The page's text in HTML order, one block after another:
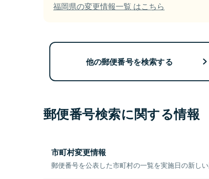
福岡県の変更情報一覧 はこちら
他の郵便番号を検索する
郵便番号検索に関する情報
市町村変更情報
郵便番号を公表した市町村の一覧を実施日の新しい